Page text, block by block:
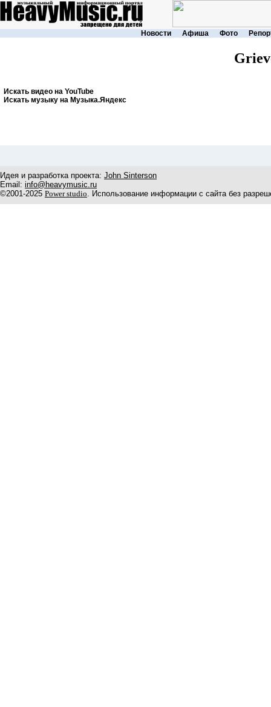
Новости Афиша Фото
Искать видео на YouTube
Искать музыку на Музыка.Яндекс
Идея и разработка проекта: John Sinterson
Email: info@heavymusic.ru
©2001-2025 Power studio. Использование информации с сайта без